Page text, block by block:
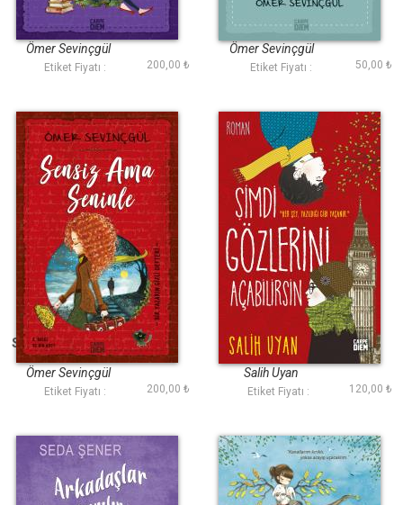
Her Yerde Seni
Aradım
Ömer Sevinçgül
Etiket Fiyatı : 200,00 ₺
Uykumu Geri Ver!
Ömer Sevinçgül
Etiket Fiyatı : 50,00 ₺
Sensiz Ama Seninle
Ömer Sevinçgül
Etiket Fiyatı : 200,00 ₺
Şimdi Gözlerini
Açabilirsin
Salih Uyan
Etiket Fiyatı : 120,00 ₺